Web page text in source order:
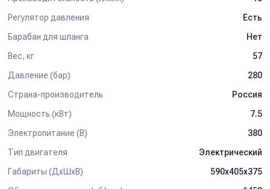
Регулятор давления
Есть
Барабан для шланга
Нет
Вес, кг
57
Давление (бар)
280
Страна-производитель
Россия
Мощность (кВт)
7.5
Электропитание (В)
380
Тип двигателя
Электрический
Габариты (ДхШхВ)
590х405х375